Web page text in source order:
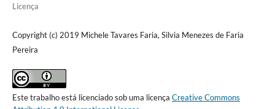
Licença
Copyright (c) 2019 Michele Tavares Faria, Silvia Menezes de Faria
Pereira
Este trabalho está licenciado sob uma licença Creative Commons